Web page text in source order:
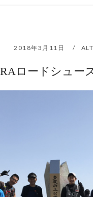
2018年3月11日
ロードシュー